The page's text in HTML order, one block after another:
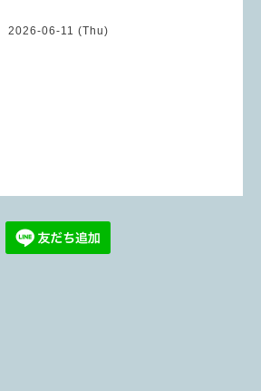
2026-06-11 (Thu)